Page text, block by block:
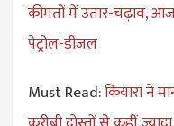
कीमतों में उतार-चढ़ाव,
पेट्रोल-डीजल
Must Read:कियारा ने